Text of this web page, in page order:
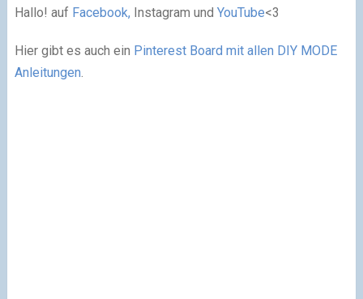
Hallo! auf Facebook, Instagram und YouTube<3
Hier gibt es auch ein Pinterest Board mit allen DIY MODE
Anleitungen.